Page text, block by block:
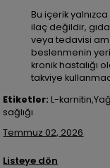
Bu içerik
ilaç değildir,
veya tedavisi
beslenmenin
kronik hastalığı
takviye
Etiketler: L-
sağlığı
Temmuz 02, 2026
Listeye dön